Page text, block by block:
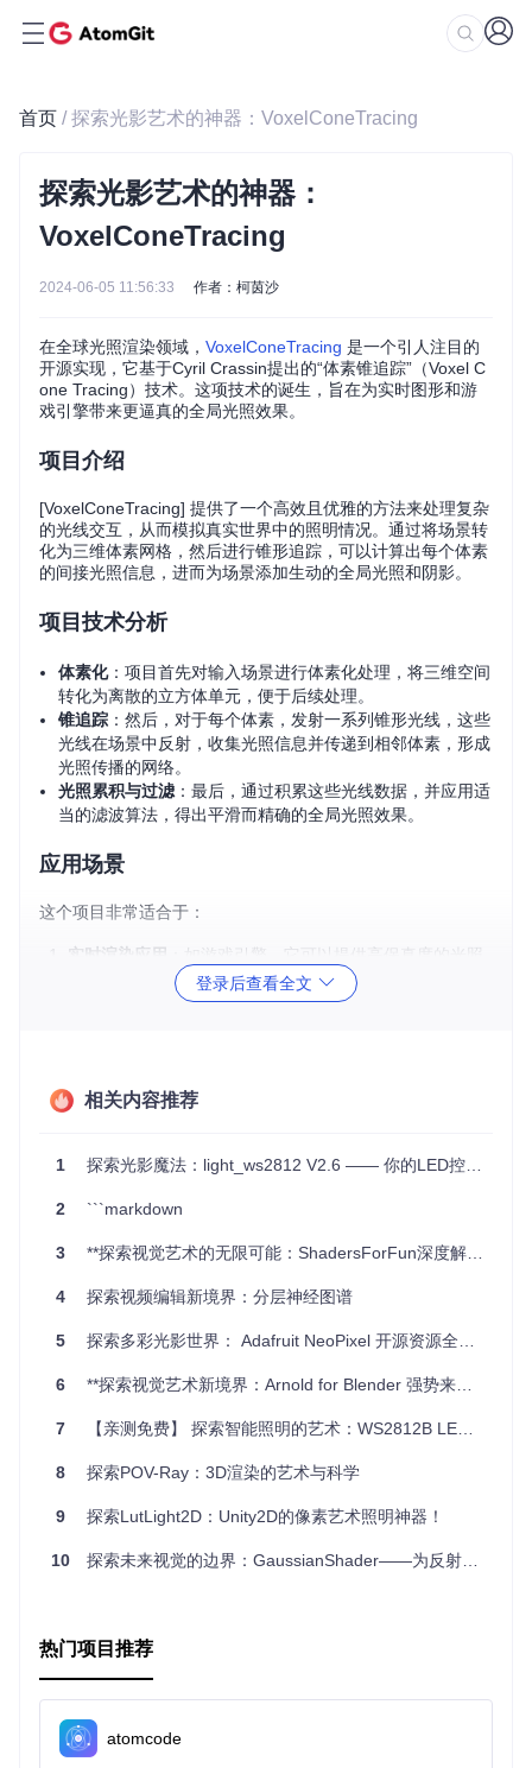
首页 / 探索光影艺术的神器：VoxelConeTracing
探索光影艺术的神器：
VoxelConeTracing
2024-06-05 11:56:33 作者：柯茵沙
在全球光照渲染领域， VoxelConeTracing 是一个引人注目的
开源实现，它基于Cyril Crassin提出的“体素锥追踪”（Voxel C
one Tracing）技术。这项技术的诞生，旨在为实时图形和游
戏引擎带来更逼真的全局光照效果。
项目介绍
[VoxelConeTracing] 提供了一个高效且优雅的方法来处理复杂
的光线交互，从而模拟真实世界中的照明情况。通过将场景转
化为三维体素网格，然后进行锥形追踪，可以计算出每个体素
的间接光照信息，进而为场景添加生动的全局光照和阴影。
项目技术分析
体素化：项目首先对输入场景进行体素化处理，将三维空间
转化为离散的立方体单元，便于后续处理。
锥追踪 ：然后，对于每个体素，发射一系列锥形光线，这些
光线在场景中反射，收集光照信息并传递到相邻体素，形成
光照传播的网络。
光照累积与过滤 ：最后，通过积累这些光线数据，并应用适
当的滤波算法，得出平滑而精确的全局光照效果。
应用场景
这个项目非常适合于：
实时渲染应用 ：如游戏引擎，它可以提供高保真度的光照
效果，增强玩家沉浸感。
和增强现实(AR)开发：通过体素锥追踪，
高效性：体素化和锥追踪相结合的方式，大大优化了传统全
灵活性：可以轻松适应不同规模和细节的场景，从简单的几
何结构到复杂的多物体环境。
或优化策略。
社区获得帮助，分享经验并共同改进。
如果你热衷于图形学研究，或者正在寻找提高你的游戏或应用
试的优秀项目。现在就加入我们，探索光影世界的无限魅力
登录后查看全文
相关内容推荐
1 探索光影魔法：light_ws2812 V2.6 —— 你的LED控制神器
2 ```markdown
3 **探索视觉艺术的无限可能：ShadersForFun深度解析**
4 探索视频编辑新境界：分层神经图谱
5 探索多彩光影世界： Adafruit NeoPixel 开源资源全面解析
6 **探索视觉艺术新境界：Arnold for Blender 强势来袭**
7 【亲测免费】 探索智能照明的艺术：WS2812B LED灯带权威指南
8 探索POV-Ray：3D渲染的艺术与科学
9 探索LutLight2D：Unity2D的像素艺术照明神器！
10 探索未来视觉的边界：GaussianShader——为反射表面定制的神经渲染革新
热门项目推荐
atomcode